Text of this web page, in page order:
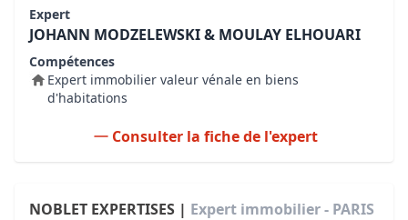
Expert
JOHANN MODZELEWSKI & MOULAY ELHOUARI
Compétences
Expert immobilier valeur vénale en biens
d'habitations
Consulter la fiche de l'expert
NOBLET EXPERTISES | Expert immobilier - PARIS